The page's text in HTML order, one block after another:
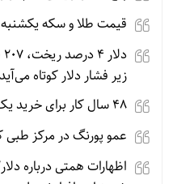
قیمت طلا و سکه یکشنبه 18 مرداد+ جدول
زیر فشار دلار کوتاه
۴۸ سال کار برای خرید یک تویوتا کمری
عمو پورنگ در مرکز